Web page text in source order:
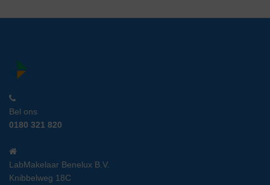
Bel ons
0180 321 820
LabMakelaar Benelux B.V.
Knibbelweg 18C